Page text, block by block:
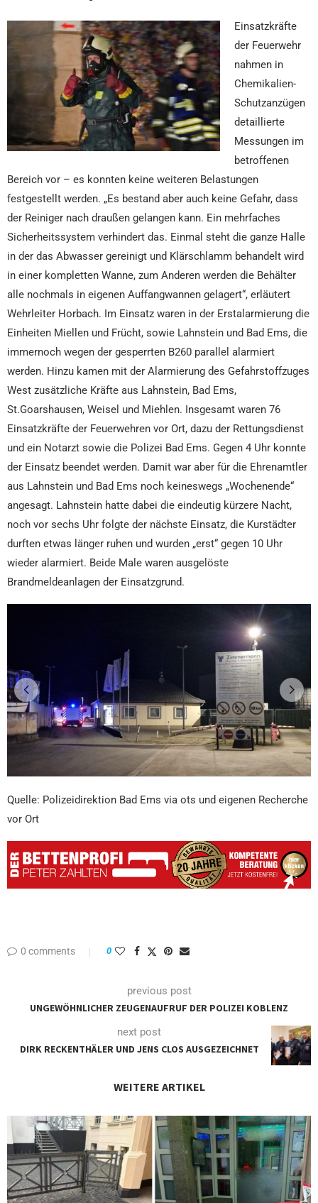
Einsatzkräfte
der Feuerwehr
nahmen in
Chemikalien-
Schutzanzügen
detaillierte
Messungen im
betroffenen
Bereich vor – es konnten keine weiteren Belastungen
festgestellt werden. „Es bestand aber auch keine Gefahr, dass
der Reiniger nach draußen gelangen kann. Ein mehrfaches
Sicherheitssystem verhindert das. Einmal steht die ganze Halle
in der das Abwasser gereinigt und Klärschlamm behandelt wird
in einer kompletten Wanne, zum Anderen werden die Behälter
alle nochmals in eigenen Auffangwannen gelagert“, erläutert
Wehrleiter Horbach. Im Einsatz waren in der Erstalarmierung die
Einheiten Miellen und Frücht, sowie Lahnstein und Bad Ems, die
immernoch wegen der gesperrten B260 parallel alarmiert
werden. Hinzu kamen mit der Alarmierung des Gefahrstoffzuges
West zusätzliche Kräfte aus Lahnstein, Bad Ems,
St.Goarshausen, Weisel und Miehlen. Insgesamt waren 76
Einsatzkräfte der Feuerwehren vor Ort, dazu der Rettungsdienst
und ein Notarzt sowie die Polizei Bad Ems. Gegen 4 Uhr konnte
der Einsatz beendet werden. Damit war aber für die Ehrenamtler
aus Lahnstein und Bad Ems noch keineswegs „Wochenende“
angesagt. Lahnstein hatte dabei die eindeutig kürzere Nacht,
noch vor sechs Uhr folgte der nächste Einsatz, die Kurstädter
durften etwas länger ruhen und wurden „erst“ gegen 10 Uhr
wieder alarmiert. Beide Male waren ausgelöste
Brandmeldeanlagen der Einsatzgrund.
Quelle: Polizeidirektion Bad Ems via ots und eigenen Recherche
vor Ort
0 comments 0
previous post
UNGEWÖHNLICHER ZEUGENAUFRUF DER POLIZEI KOBLENZ
next post
DIRK RECKENTHÄLER UND JENS CLOS AUSGEZEICHNET
WEITERE ARTIKEL